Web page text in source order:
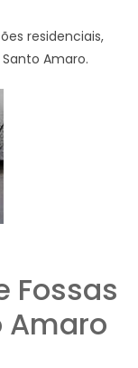
residenciais,
Amaro.
Fossas
Amaro